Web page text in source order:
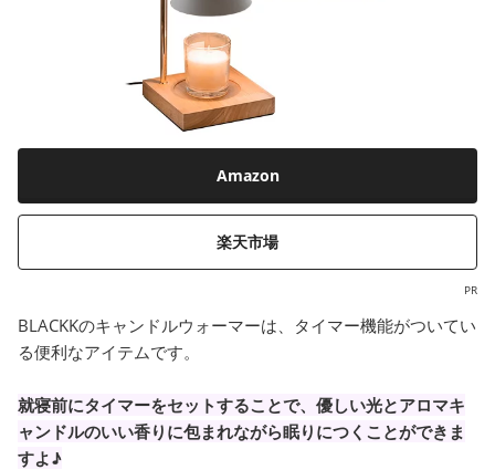
Amazon
楽天市場
PR
BLACKKのキャンドルウォーマーは、タイマー機能がついてい
る便利なアイテムです。
就寝前にタイマーをセットすることで、優しい光とアロマキ
ャンドルのいい香りに包まれながら眠りにつくことができま
すよ♪